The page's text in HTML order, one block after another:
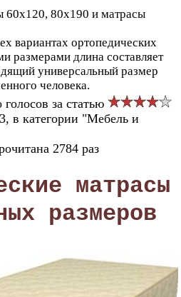
60х120, 80х190 и матрасы
вариантах ортопедических
размерами длина составляет
универсальный размер
человека.
за статью
в категории "Мебель и
2784 раз
матрасы
размеров